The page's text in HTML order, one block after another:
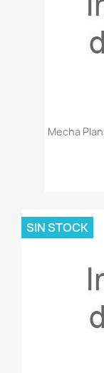
Mecha
SIN STOCK